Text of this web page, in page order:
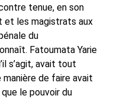
tenue, en son
et les magistrats aux
du
Fatoumata Yarie
s’agit, avait tout
de faire avait
le pouvoir du